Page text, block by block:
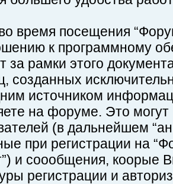
время посещения
к программному
за рамки этого
созданных
источником
на форуме. Это
(в дальнейшем
при регистрации на
и соообщения, коорые
регистрации и